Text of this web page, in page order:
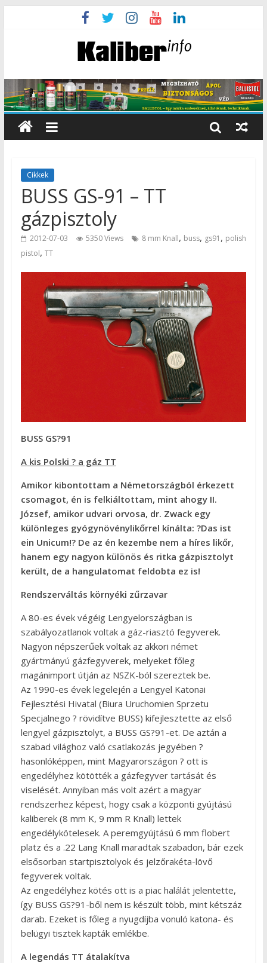
Cikkek
BUSS GS-91 – TT
gázpisztoly
2012-07-03 5350 Views 8 mm Knall, buss, gs91 , polish
pistol, TT
BUSS GS?91
A kis Polski ? a gáz TT
Amikor kibontottam a Németországból érkezett
csomagot, én is felkiáltottam, mint ahogy II.
József, amikor udvari orvosa, dr. Zwack egy
különleges gyógynövénylikőrrel kínálta: ?Das ist
ein Unicum!? De az én kezembe nem a híres likőr,
hanem egy nagyon különös és ritka gázpisztolyt
került, de a hangulatomat feldobta ez is!
Rendszerváltás környéki zűrzavar
A 80-es évek végéig Lengyelországban is
szabályozatlanok voltak a gáz-riasztó fegyverek.
Nagyon népszerűek voltak az akkori német
gyártmányú gázfegyverek, melyeket főleg
magánimport útján az NSZK-ból szereztek be.
Az 1990-es évek legelején a Lengyel Katonai
Fejlesztési Hivatal (Biura Uruchomien Sprzetu
Specjalnego ? rövidítve BUSS) kifejlesztette az első
lengyel gázpisztolyt, a BUSS GS?91-et. De aztán a
szabad világhoz való csatlakozás jegyében ?
hasonlóképpen, mint Magyarországon ? ott is
engedélyhez kötötték a gázfegyver tartását és
viselését. Annyiban más volt azért a magyar
rendszerhez képest, hogy csak a központi gyújtású
kaliberek (8 mm K, 9 mm R Knall) lettek
engedélykötelesek. A peremgyújtású 6 mm flobert
platz és a .22 Lang Knall maradtak szabadon, bár ezek
elsősorban startpisztolyok és jelzőrakéta-lövő
fegyverek voltak.
Az engedélyhez kötés ott is a piac halálát jelentette,
így BUSS GS?91-ből nem is készült több, mint kétszáz
darab. Ezeket is főleg a nyugdíjba vonuló katona- és
belügyi tisztek kapták emlékbe.
A legendás TT átalakítva